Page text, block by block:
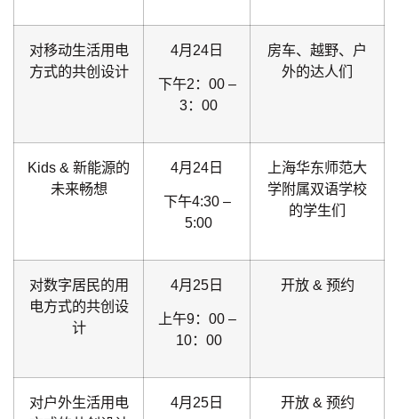
对移动生活用电
方式的共创设计
4月24日
下午2：00 –
3：00
房车、越野、户
外的达人们
Kids & 新能源的
未来畅想
4月24日
下午4:30 –
5:00
上海华东师范大
学附属双语学校
的学生们
对数字居民的用
电方式的共创设
计
4月25日
上午9：00 –
10：00
开放 & 预约
对户外生活用电
4月25日 开放 & 预约